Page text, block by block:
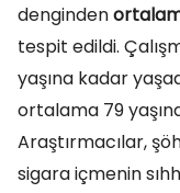
denginden
tespit edildi.
yaşına kadar
ortalama 79
Araştırmacılar,
sigara içmenin